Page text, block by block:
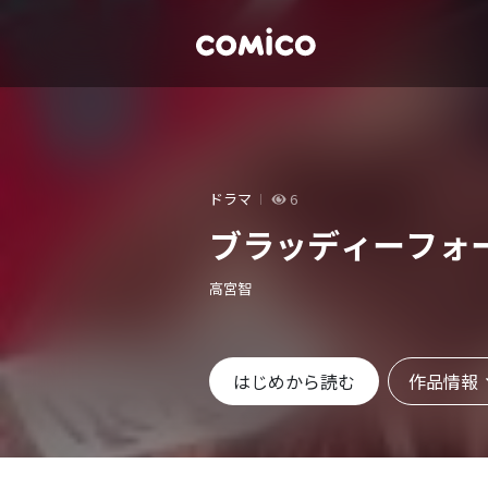
ドラマ 6
ブラッディーフォ
高宮智
はじめから読む 作品情報